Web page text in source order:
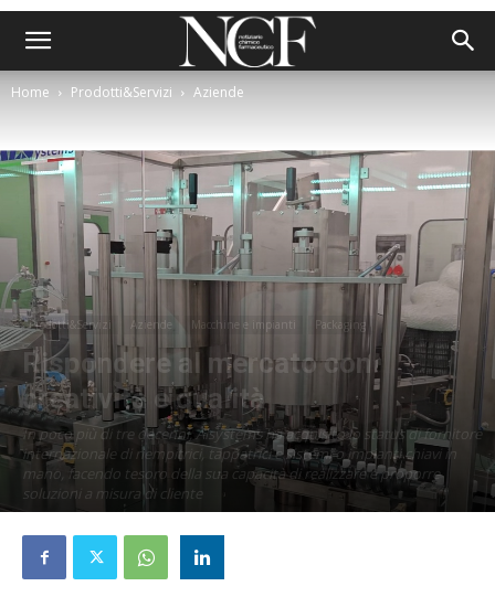
Home Prodotti&Servizi Aziende
Prodotti&Servizi Aziende Macchine e impianti Packaging
Rispondere al mercato con
creatività e qualità
In poco più di tre decenni, Alsystems ha acquisito lo status di fornitore
internazionale di riempitrici, tappatrici e sistemi o impianti chiavi in
mano, facendo tesoro della sua capacità di realizzare e proporre
soluzioni a misura di cliente